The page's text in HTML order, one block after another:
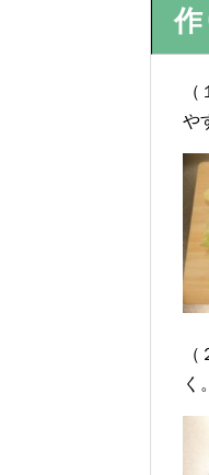
作
や
く。